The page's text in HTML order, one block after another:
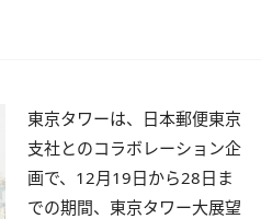
東京タワーは、日本郵便東京
支社とのコラボレーション企
画で、12月19日から28日ま
での期間、東京タワー大展望